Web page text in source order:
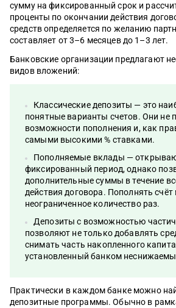
сумму на фиксированный срок и
проценты по окончании действия
средств определяется по желанию
составляет от 3–6 месяцев до 1–3 лет.
Банковские организации предлагают
видов вложений:
Классические депозиты — это
понятные варианты счетов. Они не
возможности пополнения и, как
самыми высокими % ставками.
Пополняемые вклады —
фиксированный период, однако
дополнительные суммы в течение
действия договора. Пополнять
неограниченное количество раз.
Депозиты с возможностью
позволяют не только добавлять
снимать часть накопленного
установленный банком
Практически в каждом банке можно
депозитные программы. Обычно в